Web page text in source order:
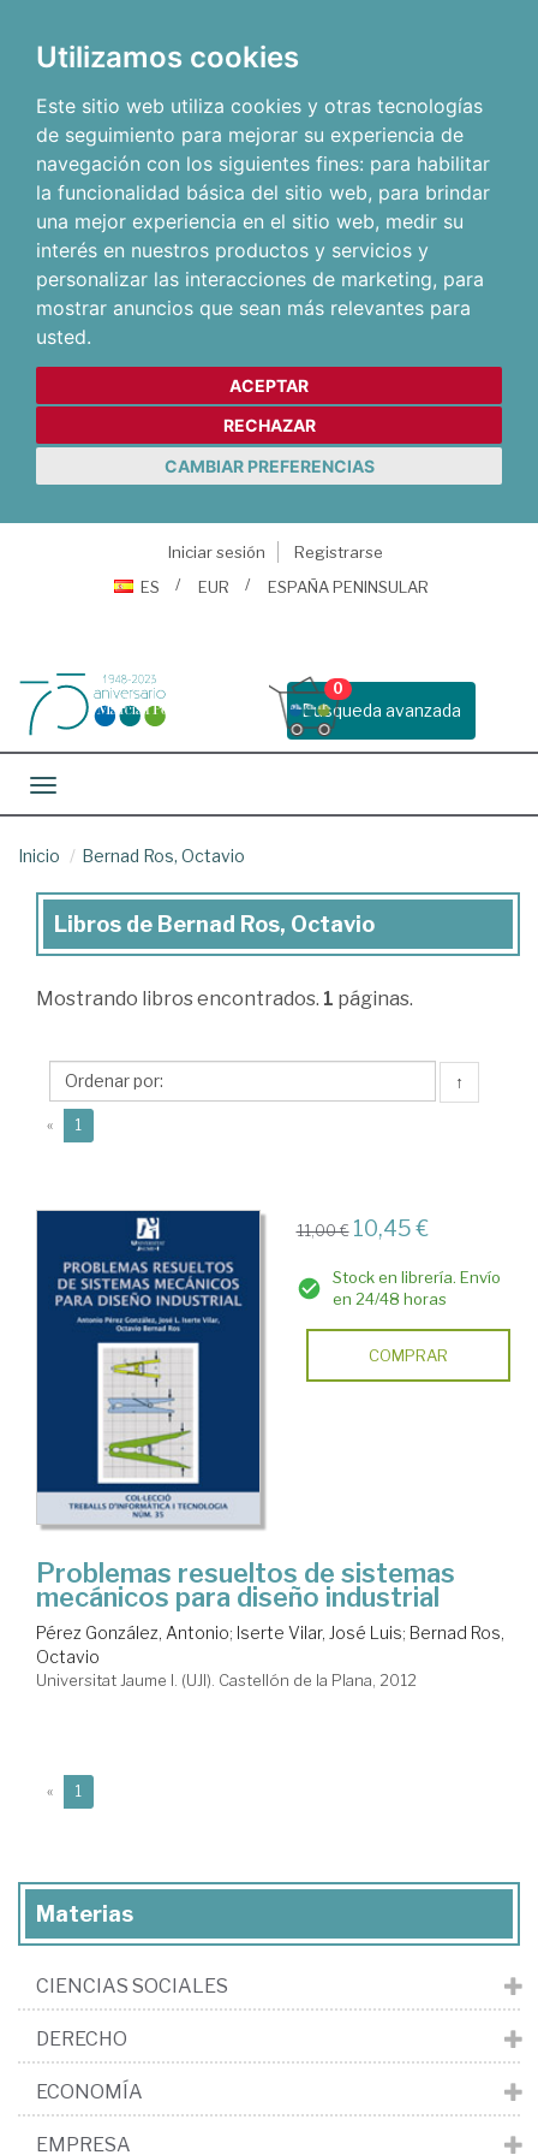
Utilizamos cookies
Este sitio web utiliza cookies y otras tecnologías
de seguimiento para mejorar su experiencia de
navegación con los siguientes fines: para habilitar
la funcionalidad básica del sitio web, para brindar
una mejor experiencia en el sitio web, medir su
interés en nuestros productos y servicios y
personalizar las interacciones de marketing, para
mostrar anuncios que sean más relevantes para
usted.
ACEPTAR
RECHAZAR
CAMBIAR PREFERENCIAS
Iniciar sesión
Registrarse
ES
EUR ESPAÑA PENINSULAR
Busqueda avanzada
0
Toggle navigation
Inicio Bernad Ros, Octavio
Libros
Bernad
Octavio
Libros de Bernad Ros, Octavio
Mostrando libros encontrados. 1 páginas.
↑
« 1
11,00 € 10,45 €
Stock en librería. Envío
en 24/48 horas
COMPRAR
Problemas resueltos de sistemas
mecánicos para diseño industrial
Pérez González, Antonio; Iserte Vilar, José Luis; Bernad Ros,
Octavio
Universitat Jaume I. (UJI). Castellón de la Plana, 2012
« 1
Materias
CIENCIAS SOCIALES
DERECHO
ECONOMÍA
EMPRESA